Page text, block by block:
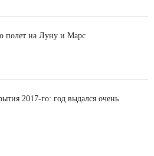
полет на Луну и Марс
2017-го: год выдался очень